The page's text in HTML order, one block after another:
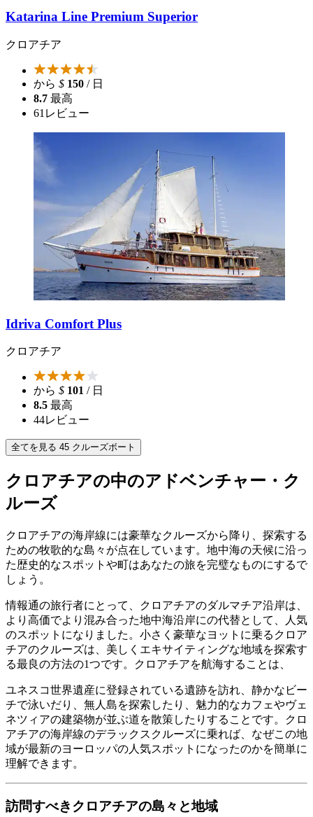
Katarina Line Premium Superior
クロアチア
から $ 150 / 日
8.7 最高
61 レビュー
Idriva Comfort Plus
クロアチア
から $ 101 / 日
8.5 最高
44レビュー
全てを見る 45 クルーズボート
クロアチアの中のアドベンチャー・ク
ルーズ
クロアチアの海岸線には豪華なクルーズから降り、探索する
ための牧歌的な島々が点在しています。地中海の天候に沿っ
た歴史的なスポットや町はあなたの旅を完璧なものにするで
しょう。
情報通の旅行者にとって、クロアチアのダルマチア沿岸は、
より高価でより混み合った地中海沿岸にの代替として、人気
のスポットになりました。小さく豪華なヨットに乗るクロア
チアのクルーズは、美しくエキサイティングな地域を探索す
る最良の方法の1つです。クロアチアを航海することは、
ユネスコ世界遺産に登録されている遺跡を訪れ、静かなビー
チで泳いだり、無人島を探索したり、魅力的なカフェやヴェ
ネツィアの建築物が並ぶ道を散策したりすることです。クロ
アチアの海岸線のデラックスクルーズに乗れば、なぜこの地
域が最新のヨーロッパの人気スポットになったのかを簡単に
理解できます。
訪問すべきクロアチアの島々と地域